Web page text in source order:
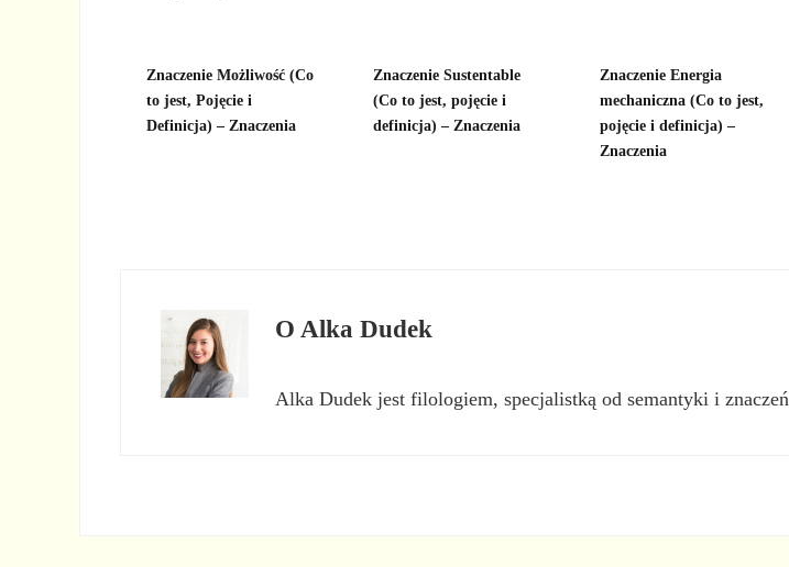
Znaczenie Możliwość (Co
to jest, Pojęcie i
Definicja) – Znaczenia
Znaczenie Sustentable
(Co to jest, pojęcie i
definicja) – Znaczenia
Znaczenie Energia
mechaniczna (Co to jest,
pojęcie i definicja) –
Znaczenia
OAlka Dudek
Alka Dudek jest filologiem, specjalistką od semantyki i